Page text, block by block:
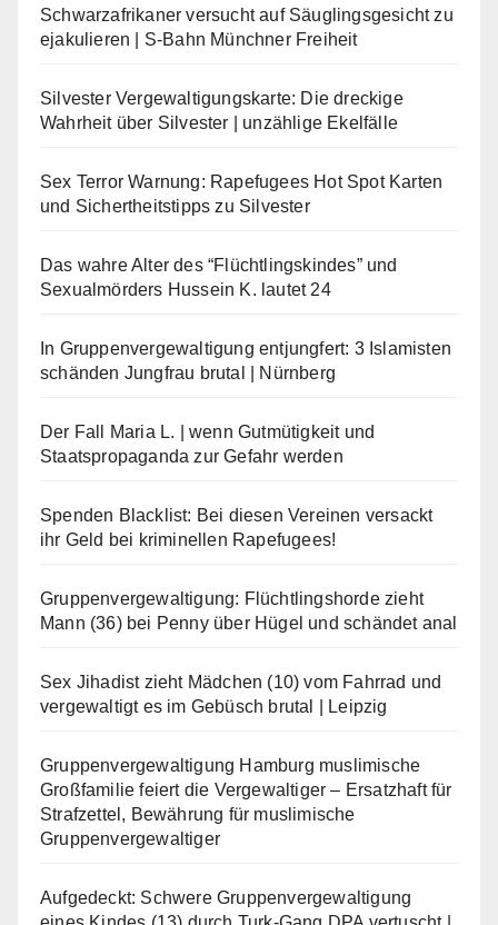
Schwarzafrikaner versucht auf Säuglingsgesicht zu
ejakulieren | S-Bahn Münchner Freiheit
Silvester Vergewaltigungskarte: Die dreckige
Wahrheit über Silvester | unzählige Ekelfälle
Sex Terror Warnung: Rapefugees Hot Spot Karten
und Sichertheitstipps zu Silvester
Das wahre Alter des “Flüchtlingskindes” und
Sexualmörders Hussein K. lautet 24
In Gruppenvergewaltigung entjungfert: 3 Islamisten
schänden Jungfrau brutal | Nürnberg
Der Fall Maria L. | wenn Gutmütigkeit und
Staatspropaganda zur Gefahr werden
Spenden Blacklist: Bei diesen Vereinen versackt
ihr Geld bei kriminellen Rapefugees!
Gruppenvergewaltigung: Flüchtlingshorde zieht
Mann (36) bei Penny über Hügel und schändet anal
Sex Jihadist zieht Mädchen (10) vom Fahrrad und
vergewaltigt es im Gebüsch brutal | Leipzig
Gruppenvergewaltigung Hamburg muslimische
Großfamilie feiert die Vergewaltiger – Ersatzhaft für
Strafzettel, Bewährung für muslimische
Gruppenvergewaltiger
Aufgedeckt: Schwere Gruppenvergewaltigung